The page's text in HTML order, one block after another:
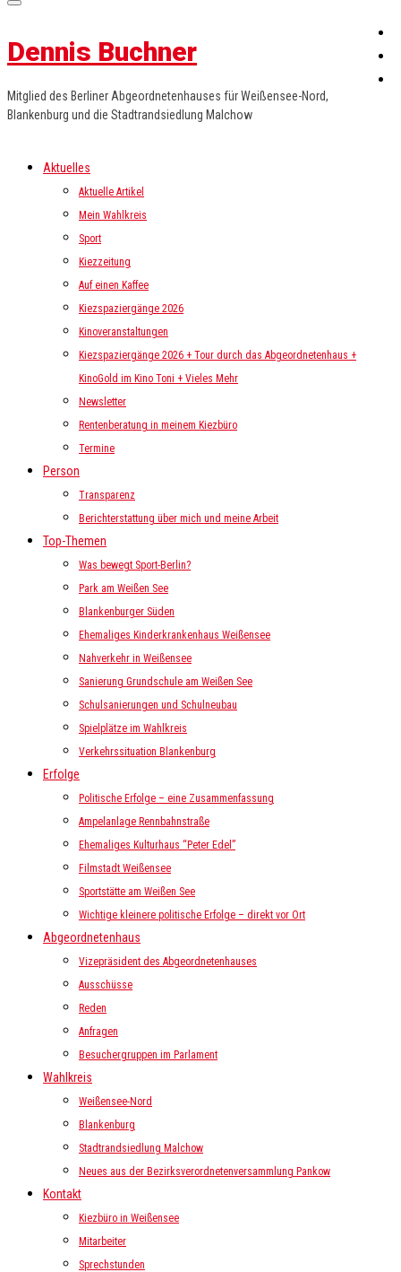
Dennis Buchner
Mitglied des Berliner Abgeordnetenhauses für Weißensee-Nord,
Blankenburg und die Stadtrandsiedlung Malchow
Aktuelles
Aktuelle Artikel
Mein Wahlkreis
Sport
Kiezzeitung
Auf einen Kaffee
Kiezspaziergänge 2026
Kinoveranstaltungen
Kiezspaziergänge 2026 + Tour durch das Abgeordnetenhaus +
KinoGold im Kino Toni + Vieles Mehr
Newsletter
Rentenberatung in meinem Kiezbüro
Termine
Person
Transparenz
Berichterstattung über mich und meine Arbeit
Top-Themen
Was bewegt Sport-Berlin?
Park am Weißen See
Blankenburger Süden
Ehemaliges Kinderkrankenhaus Weißensee
Nahverkehr in Weißensee
Sanierung Grundschule am Weißen See
Schulsanierungen und Schulneubau
Spielplätze im Wahlkreis
Verkehrssituation Blankenburg
Erfolge
Politische Erfolge – eine Zusammenfassung
Ampelanlage Rennbahnstraße
Ehemaliges Kulturhaus “Peter Edel”
Filmstadt Weißensee
Sportstätte am Weißen See
Wichtige kleinere politische Erfolge – direkt vor Ort
Abgeordnetenhaus
Vizepräsident des Abgeordnetenhauses
Ausschüsse
Reden
Anfragen
Besuchergruppen im Parlament
Wahlkreis
Weißensee-Nord
Blankenburg
Stadtrandsiedlung Malchow
Neues aus der Bezirksverordnetenversammlung Pankow
Kontakt
Kiezbüro in Weißensee
Mitarbeiter
Sprechstunden